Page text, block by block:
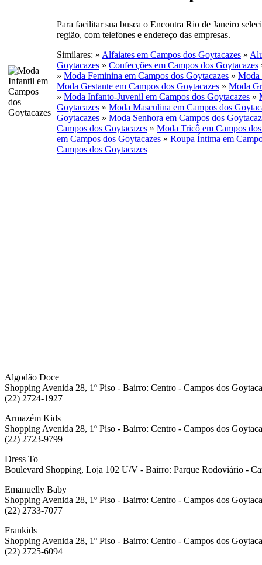
Para facilitar sua busca o Encontra Rio de Janeiro
região, com telefones e endereço das empresas.
Similares: » Alfaiates em Campos dos Goytacazes »
Goytacazes » Confecções em Campos dos Goytacazes
» Moda Feminina em Campos dos Goytacazes » Moda
Moda Gestante em Campos dos Goytacazes » Moda
» Moda Infanto-Juvenil em Campos dos Goytacazes »
Goytacazes » Moda Masculina em Campos dos
Goytacazes » Moda Senhora em Campos dos
Campos dos Goytacazes » Moda Tricô em Campos
em Campos dos Goytacazes » Roupa Íntima em
Campos dos Goytacazes
Algodão Doce
Shopping Avenida 28, 1º Piso - Bairro: Centro - Campos dos
(22) 2724-1927
Armazém Kids
Shopping Avenida 28, 1º Piso - Bairro: Centro - Campos dos
(22) 2723-9799
Dress To
Boulevard Shopping, Loja 102 U/V - Bairro: Parque Rodoviário -
Emanuelly Baby
Shopping Avenida 28, 1º Piso - Bairro: Centro - Campos dos
(22) 2733-7077
Frankids
Shopping Avenida 28, 1º Piso - Bairro: Centro - Campos dos
(22) 2725-6094